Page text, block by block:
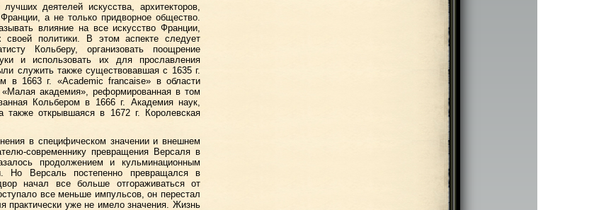
деятелей искусства, архитекторов,
а не только придворное общество.
влияние на все искусство Франции,
своей политики. В этом аспекте следует
Кольберу, организовать поощрение
и использовать их для прославления
служить также существовавшая с 1635 г.
в 1663 г. «Academic francaise» в области
«Малая академия», реформированная в том
Кольбером в 1666 г. Академия наук,
также открывшаяся в 1672 г. Королевская
в специфическом значении и внешнем
современнику превращения Версаля в
продолжением и кульминационным
Но Версаль постепенно превращался в
начал все больше отгораживаться от
все меньше импульсов, он перестал
практически уже не имело значения. Жизнь